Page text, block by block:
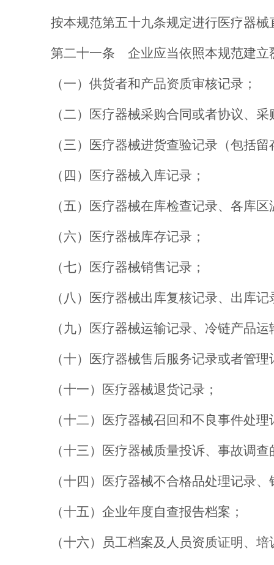
按本规范第五十九条规定进行医疗器械
第二十一条 企业应当依照本规范建立
（一） 供货者和产品资质审核记录；
（二） 医疗器械采购合同或者协议、采
（三） 医疗器械进货查验记录（包括
（四） 医疗器械入库记录；
（五） 医疗器械在库检查记录、各库区
（六） 医疗器械库存记录；
（七） 医疗器械销售记录；
（八） 医疗器械出库复核记录、出库记
（九） 医疗器械运输记录、冷链产品
（十） 医疗器械售后服务记录或者管理
（十一） 医疗器械退货记录；
（十二） 医疗器械召回和不良事件处理
（十三） 医疗器械质量投诉、事故调查
（十四） 医疗器械不合格品处理记录、
（十五） 企业年度自查报告档案；
（十六） 员工档案及 人员资质证明、培